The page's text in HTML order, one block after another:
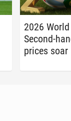
2026
Second-
prices soar